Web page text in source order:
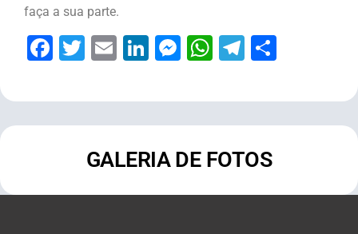
faça a sua parte.
Facebook
Twitter
EmailLinkedIn
Messenger
WhatsApp
Telegram
GALERIA DE FOTOS